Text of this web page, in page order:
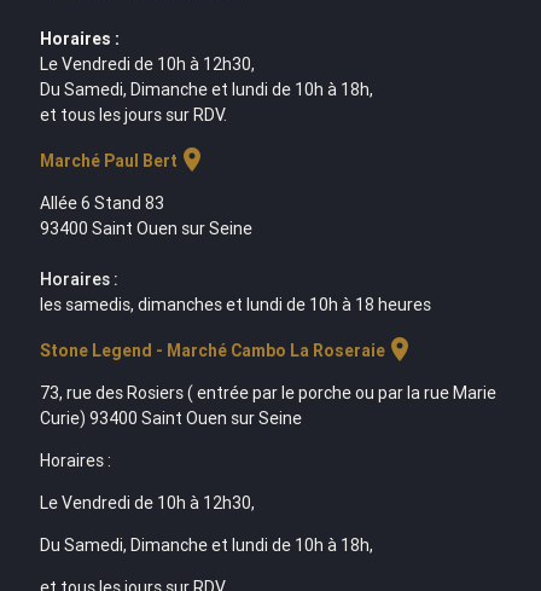
Horaires :
Le Vendredi de 10h à 12h30,
Du Samedi, Dimanche et lundi de 10h à 18h,
et tous les jours sur RDV.
Marché Paul Bert location_on
Allée 6 Stand 83
93400 Saint Ouen sur Seine
Horaires :
les samedis, dimanches et lundi de 10h à 18 heures
Stone Legend - Marché Cambo La Roseraielocation_on
73, rue des Rosiers ( entrée par le porche ou par la rue Marie
Curie) 93400 Saint Ouen sur Seine
Horaires :
Le Vendredi de 10h à 12h30,
Du Samedi, Dimanche et lundi de 10h à 18h,